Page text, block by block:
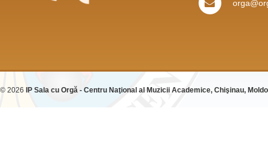
© 2026 IP Sala cu Orgă - Centru Naţional al Muzicii Academice, Chişinau,